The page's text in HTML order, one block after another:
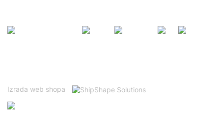
Izrada web shopa